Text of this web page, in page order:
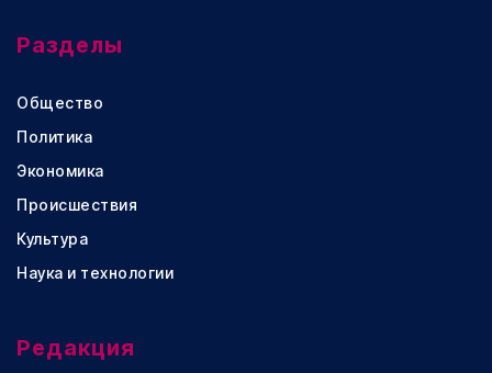
Разделы
Общество
Политика
Экономика
Происшествия
Культура
Наука и технологии
Редакция